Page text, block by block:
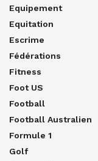
Equipement
Equitation
Escrime
Fédérations
Fitness
Foot US
Football
Football Australien
Formule 1
Golf